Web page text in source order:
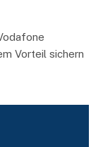
Vorteil sichern